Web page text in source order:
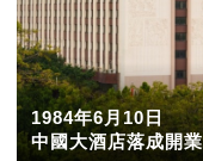
1984年6月10日
中國大酒店落成開業